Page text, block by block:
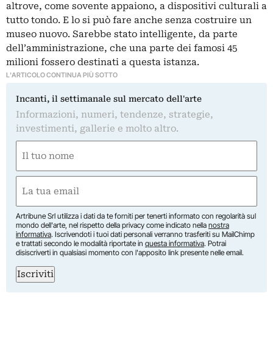
altrove, come sovente appaiono, a dispositivi culturali a
tutto tondo. E lo si può fare anche senza costruire un
museo nuovo. Sarebbe stato intelligente, da parte
dell’amministrazione, che una parte dei famosi 45
milioni fossero destinati a questa istanza.
L'ARTICOLO CONTINUA PIÙ SOTTO
Incanti, il settimanale sul mercato dell'arte
Informazioni, numeri, tendenze, strategie,
investimenti, gallerie e molto altro.
(Required)
First
(Required)
Artribune Srl utilizza i dati da te forniti per tenerti informato con regolarità sul
mondo dell'arte, nel rispetto della privacy come indicato nella nostra
informativa. Iscrivendoti i tuoi dati personali verranno trasferiti su MailChimp
e trattati secondo le modalità riportate in questa informativa. Potrai
disiscriverti in qualsiasi momento con l'apposito link presente nelle email.
Iscriviti